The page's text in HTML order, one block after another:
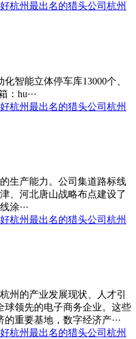
杭州最出名的猎头公司 杭州
智能立体停车库13000个、
hu···
杭州最出名的猎头公司 杭州
生产能力。公司集道路标线
、河北唐山战略布点建设了
涂···
杭州最出名的猎头公司 杭州
州的产业发展现状、人才引
球领先的电子商务企业。这些
重要基地，数字经济产···
杭州最出名的猎头公司 杭州